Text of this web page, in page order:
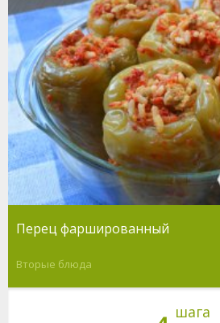
Перец фаршированный
Вторые блюда
шага